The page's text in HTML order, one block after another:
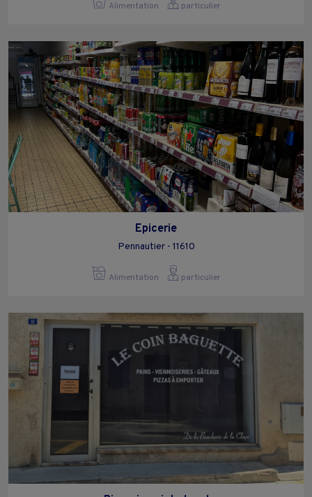
Alimentation particulier
Epicerie
Pennautier - 11610
Alimentation particulier